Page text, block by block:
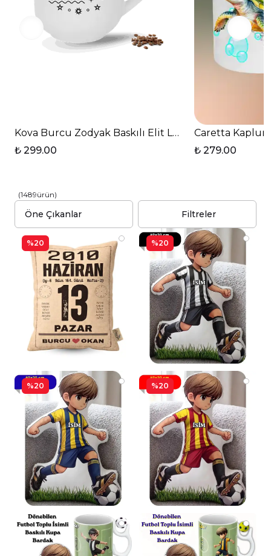
Kova Burcu Zodyak Baskılı Elit Lüx Porselen Kupa
₺ 299.00
Caretta
₺ 279.00
(1489ürün)
Filtreler
%20 %20
%20 %20